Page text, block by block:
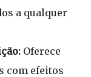
a qualquer
Oferece
com efeitos